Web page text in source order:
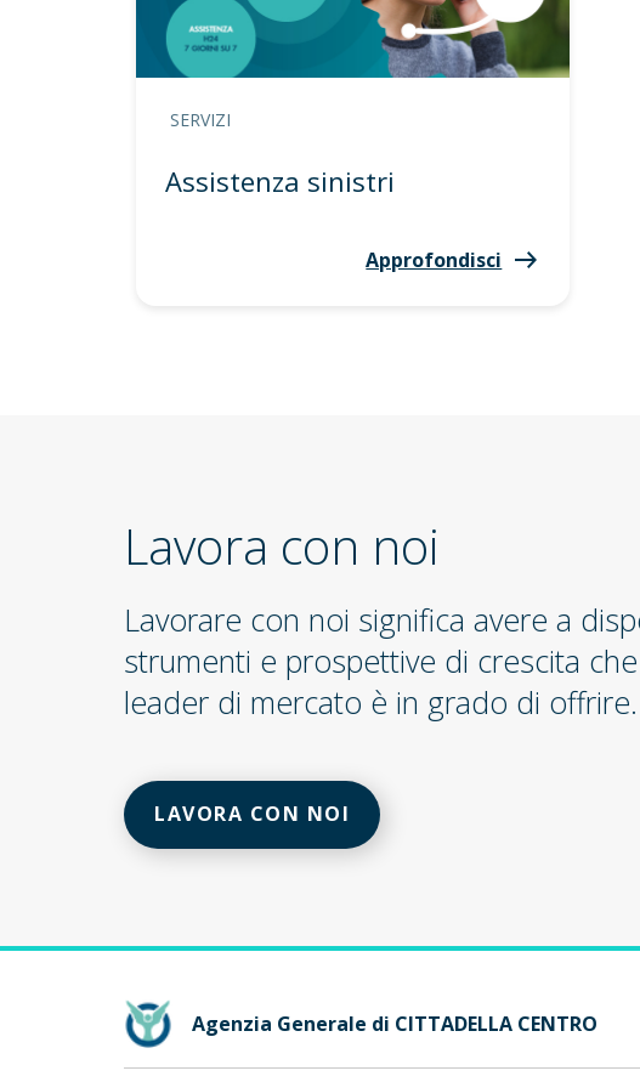
SERVIZI
Assistenza sinistri
Approfondisci
Lavora con noi
Lavorare con noi significa avere a
strumenti e prospettive di crescita
leader di mercato è in grado di offrire.
LAVORA CON NOI
Agenzia Generale di CITTADELLA CENTRO